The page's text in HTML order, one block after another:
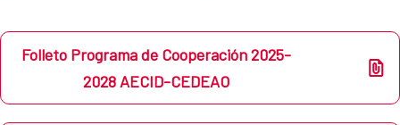
Folleto Programa de Cooperación 2025-
2028 AECID-CEDEAO